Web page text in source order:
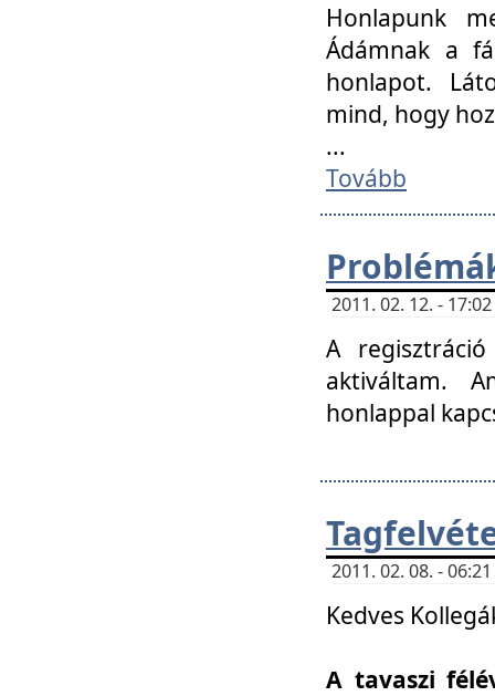
Honlapunk
Ádámnak a
honlapot.
mind, hogy
...
Tovább
2011. 02. 12. -
A
aktiváltam.
honlappal
2011. 02. 08. -
Kedves
A tavaszi